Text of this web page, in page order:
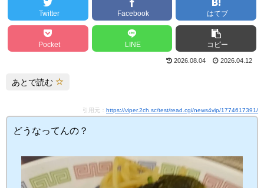
Twitter Facebook はてブ
Pocket LINE コピー
2026.08.04 2026.04.12
あとで読む
引用元： https://viper.2ch.sc/test/read.cgi/news4vip/1774617391/
どうなってんの？